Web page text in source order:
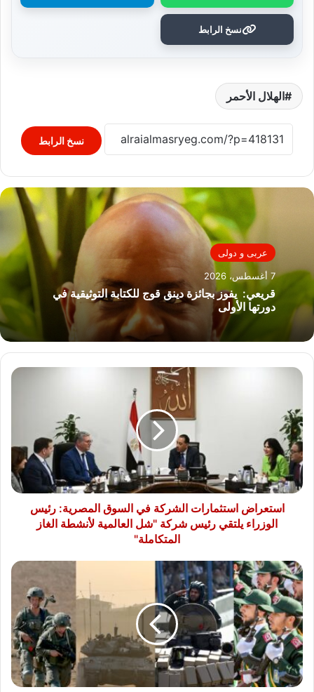
نسخ الرابط
الهلال الأحمر
نسخ الرابط
عربى و دولى
7 أغسطس، 2026
قريعي: يفوز بجائزة دينق قوج للكتابة التوثيقية في
دورتها الأولى
استعراض
في
السوق
المصرية:
رئيس
الوزراء
يلتقي
رئيس
لأنشطة
الغاز
المتكاملة"
استعراض استثمارات الشركة في السوق المصرية: رئيس
الوزراء يلتقي رئيس شركة "شل العالمية لأنشطة الغاز
المتكاملة"
الاستخبارات
الإيرانية:
حرب
الـ
12
يومًا
تخطيط
إسرائيلي
غربي